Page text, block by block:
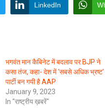
LinkedIn
भगवंत मान कैबिनेट में बदलाव पर BJP ने
कसा तंज, कहा- देश में ‘सबसे अधिक भ्रष्ट’
पार्टी बन गयी है AAP
January 9, 2023
In "राष्ट्रीय ख़बरें"